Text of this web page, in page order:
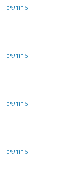
5 חודשים
5 חודשים
5 חודשים
5 חודשים